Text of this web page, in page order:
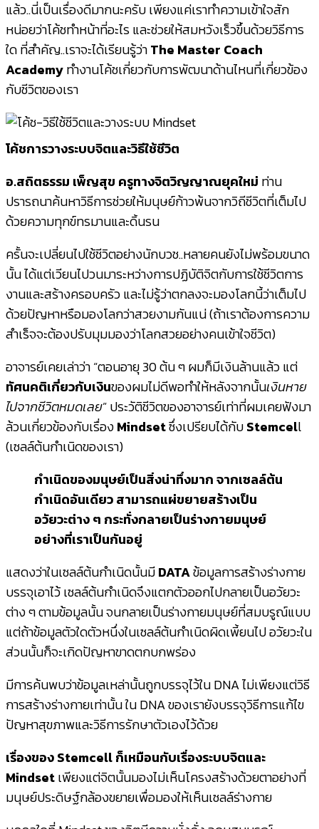
แล้ว..นี่เป็นเรื่องดีมากนะครับ เพียงแค่เราทำความเข้าใจสัก
หน่อยว่าโค้ชทำหน้าที่อะไร และช่วยให้สมหวังเร็วขึ้นด้วยวิธีการ
ใด ที่สำคัญ..เราจะได้เรียนรู้ว่าThe Master Coach
Academyทำงานโค้ชเกี่ยวกับการพัฒนาด้านไหนที่เกี่ยวข้อง
กับชีวิตของเรา
โค้ชการวางระบบจิตและวิธีใช้ชีวิต
อ.สถิตธรรม เพ็ญสุข ครูทางจิตวิญญาณยุคใหม่ ท่าน
ปรารถนาค้นหาวิธีการช่วยให้มนุษย์ก้าวพ้นจากวิถีชีวิตที่เต็มไป
ด้วยความทุกข์ทรมานและดิ้นรน
ครั้นจะเปลี่ยนไปใช้ชีวิตอย่างนักบวช..หลายคนยังไม่พร้อมขนาด
นั้น ได้แต่เวียนไปวนมาระหว่างการปฏิบัติจิตกับการใช้ชีวิตการ
งานและสร้างครอบครัว และไม่รู้ว่าตกลงจะมองโลกนี้ว่าเต็มไป
ด้วยปัญหาหรือมองโลกว่าสวยงามกันแน่ (ถ้าเราต้องการความ
สำเร็จจะต้องปรับมุมมองว่าโลกสวยอย่างคนเข้าใจชีวิต)
อาจารย์เคยเล่าว่า “ตอนอายุ 30 ต้น ๆ ผมก็มีเงินล้านแล้ว แต่
ทัศนคติเกี่ยวกับเงินของผมไม่ดีพอทำให้หลังจากนั้นเงินหาย
ไปจากชีวิตหมดเลย” ประวัติชีวิตของอาจารย์เท่าที่ผมเคยฟังมา
ล้วนเกี่ยวข้องกับเรื่องMindsetซึ่งเปรียบได้กับStemcell
(เซลล์ต้นกำเนิดของเรา)
กำเนิดของมนุษย์เป็นสิ่งน่าทึ่งมาก จากเซลล์ต้น
กำเนิดอันเดียว สามารถแผ่ขยายสร้างเป็น
อวัยวะต่าง ๆ กระทั่งกลายเป็นร่างกายมนุษย์
อย่างที่เราเป็นกันอยู่
แสดงว่าในเซลล์ต้นกำเนิดนั้นมีDATAข้อมูลการสร้างร่างกาย
บรรจุเอาไว้ เซลล์ต้นกำเนิดจึงแตกตัวออกไปกลายเป็นอวัยวะ
ต่าง ๆ ตามข้อมูลนั้น จนกลายเป็นร่างกายมนุษย์ที่สมบรูณ์แบบ
แต่ถ้าข้อมูลตัวใดตัวหนึ่งในเซลล์ต้นกำเนิดผิดเพี้ยนไป อวัยวะใน
ส่วนนั้นก็จะเกิดปัญหาขาดตกบกพร่อง
มีการค้นพบว่าข้อมูลเหล่านั้นถูกบรรจุไว้ใน DNA ไม่เพียงแต่วิธี
การสร้างร่างกายเท่านั้น ใน DNA ของเรายังบรรจุวิธีการแก้ไข
ปัญหาสุขภาพและวิธีการรักษาตัวเองไว้ด้วย
เรื่องของ Stemcell ก็เหมือนกับเรื่องระบบจิตและ
Mindsetเพียงแต่จิตนั้นมองไม่เห็นโครงสร้างด้วยตาอย่างที่
มนุษย์ประดิษฐ์กล้องขยายเพื่อมองให้เห็นเซลล์ร่างกาย